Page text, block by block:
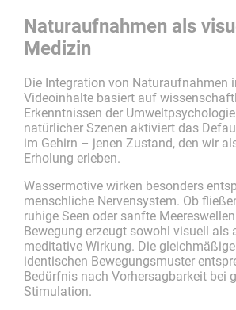
Naturaufnahmen als
Medizin
Die Integration von Naturaufnahmen
Videoinhalte basiert auf
Erkenntnissen der
natürlicher Szenen aktiviert das
im Gehirn – jenen Zustand, den wir
Erholung erleben.
Wassermotive wirken besonders
menschliche Nervensystem. Ob
ruhige Seen oder sanfte
Bewegung erzeugt sowohl visuell als
meditative Wirkung. Die
identischen Bewegungsmuster
Bedürfnis nach Vorhersagbarkeit bei
Stimulation.